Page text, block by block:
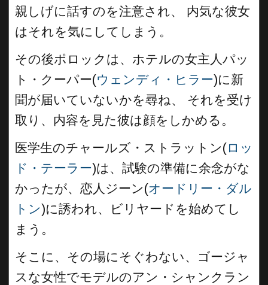
親しげに話すのを注意され、 内気な彼女
はそれを気にしてしまう。
その後ポロックは、ホテルの女主人パッ
ト・クーパー(ウェンディ・ヒラー)に新
聞が届いていないかを尋ね、 それを受け
取り、内容を見た彼は顔をしかめる。
医学生のチャールズ・ストラットン(ロッ
ド・テーラー)は、試験の準備に余念がな
かったが、恋人ジーン(オードリー・ダル
トン)に誘われ、ビリヤードを始めてし
まう。
そこに、その場にそぐわない、ゴージャ
スな女性でモデルのアン・シャンクラン